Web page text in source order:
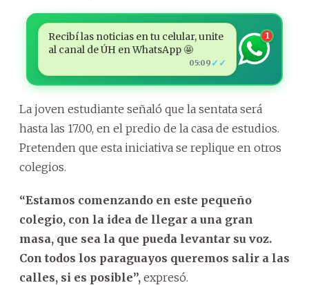
Recibí las noticias en tu celular, unite
al canal de ÚH en WhatsApp 🤩
05:09 ✓✓
1
La joven estudiante señaló que la sentata será
hasta las 17.00, en el predio de la casa de estudios.
Pretenden que esta iniciativa se replique en otros
colegios.
“Estamos comenzando en este pequeño
colegio, con la idea de llegar a una gran
masa, que sea la que pueda levantar su voz.
Con todos los paraguayos queremos salir a las
calles, si es posible”, expresó.